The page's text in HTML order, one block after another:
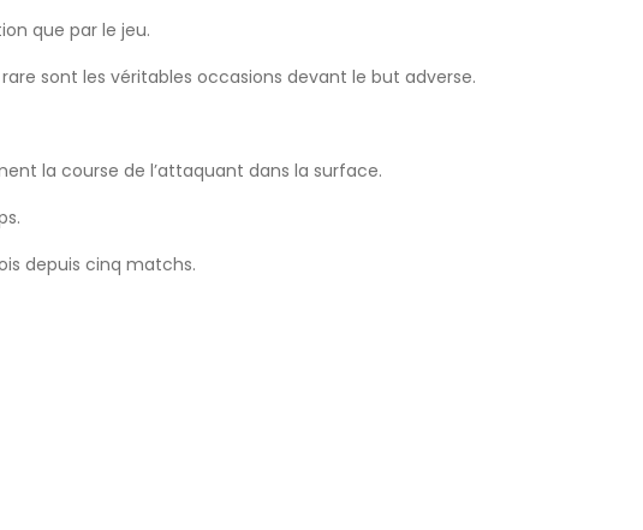
que par le jeu.
sont les véritables occasions devant le but adverse.
la course de l’attaquant dans la surface.
depuis cinq matchs.